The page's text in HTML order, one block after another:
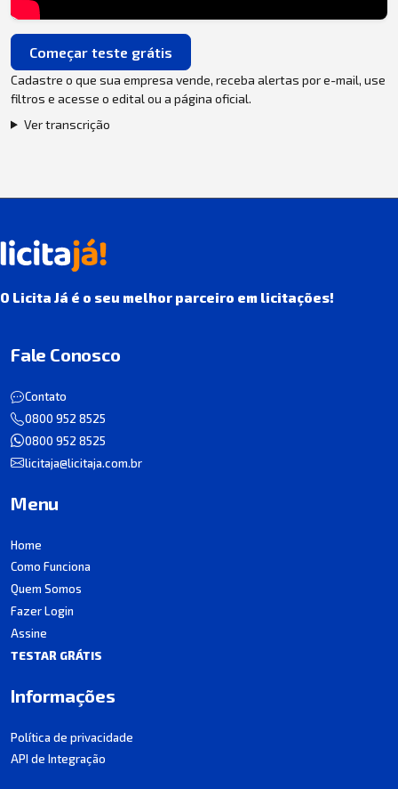
Começar teste grátis
Cadastre o que sua empresa vende, receba alertas por e-mail, use
filtros e acesse o edital ou a página oficial.
Ver transcrição
O Licita Já é o seu melhor parceiro em licitações!
Fale Conosco
Contato
0800 952 8525
0800 952 8525
licitaja@licitaja.com.br
Menu
Home
Como Funciona
Quem Somos
Fazer Login
Assine
TESTAR GRÁTIS
Informações
Política de privacidade
API de Integração